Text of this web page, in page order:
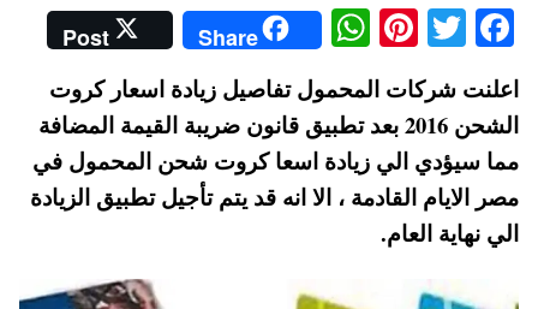
Fa
bo
ok
T
wi
tte
r
Pi
nt
er
es
t
W
ha
ts
A
pp
Share
Post
اعلنت شركات المحمول تفاصيل زيادة اسعار كروت
الشحن 2016 بعد تطبيق قانون ضريبة القيمة المضافة
مما سيؤدي الي زيادة اسعا كروت شحن المحمول في
مصر الايام القادمة ، الا انه قد يتم تأجيل تطبيق الزيادة
الي نهاية العام.